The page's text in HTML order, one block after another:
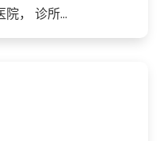
， 诊所...